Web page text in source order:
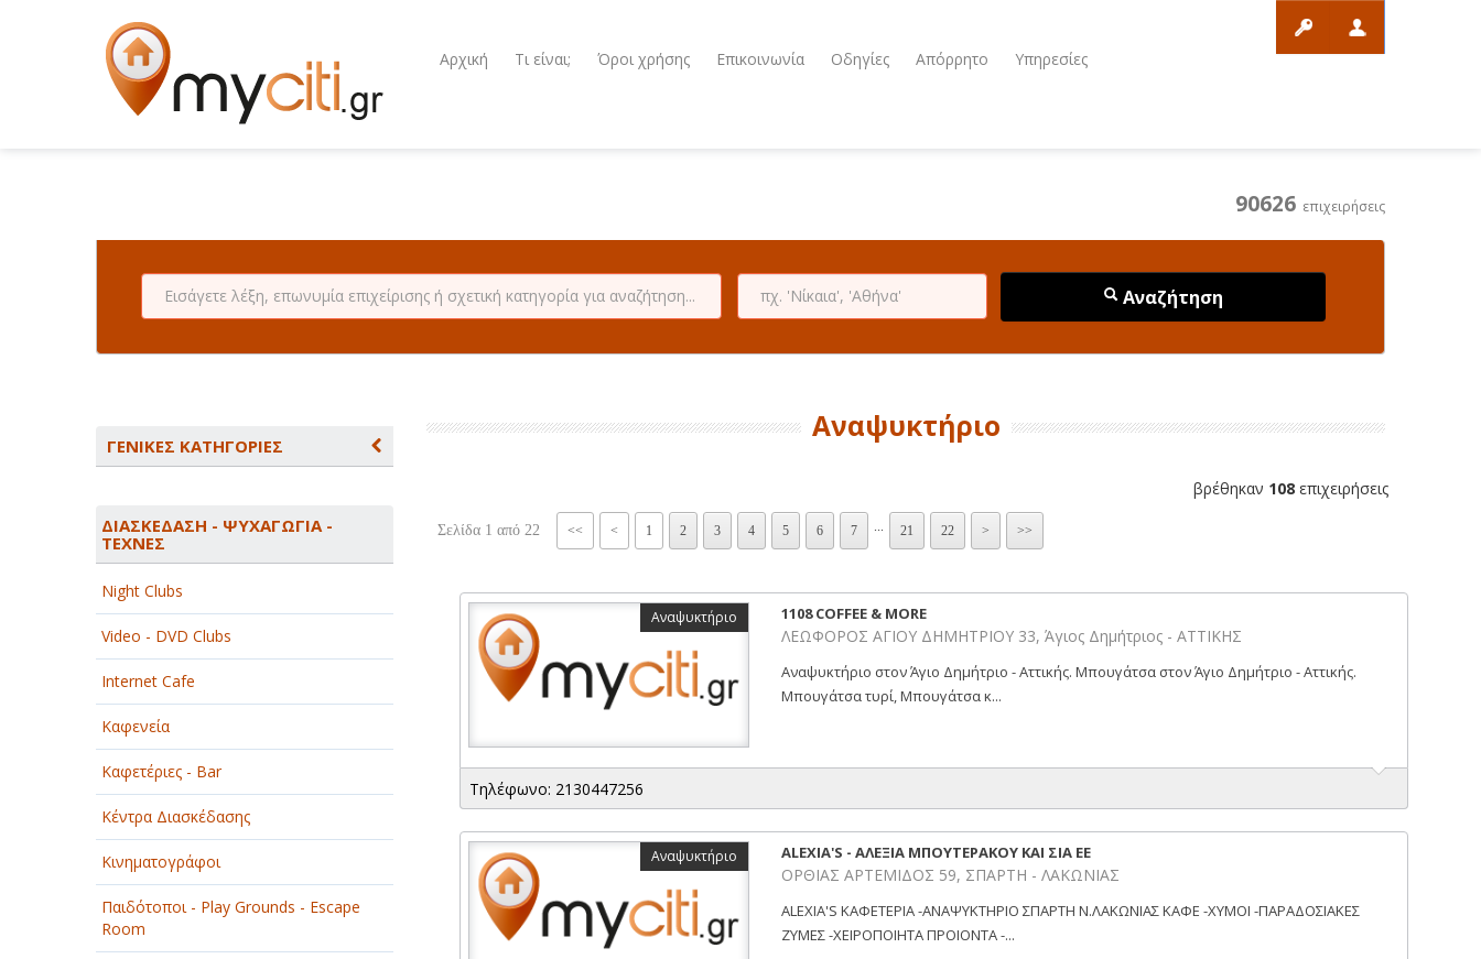
Αρχική Τι είναι; Όροι χρήσης Επικοινωνία Οδηγίες Απόρρητο Υπηρεσίες
90626 επιχειρήσεις
Αναζήτηση
ΓΕΝΙΚΕΣ ΚΑΤΗΓΟΡΙΕΣ
ΑΘΛΗΤΙΣΜΟΣ
ΑΥΤΟΚΙΝΗΤΑ - ΜΗΧΑΝΕΣ - ΣΚΑΦΗ
ΔΙΑΣΚΕΔΑΣΗ - ΨΥΧΑΓΩΓΙΑ - ΤΕΧΝΕΣ
ΔΙΑΦΗΜΙΣΗ - ΜΜΕ
ΕΚΚΛΗΣΙΕΣ - ΦΙΛΑΝΘΡΩΠΙΚΑ
ΣΩΜΑΤΕΙΑ
ΕΚΠΑΙΔΕΥΣΗ - ΣΧΟΛΕΣ
ΕΜΠΟΡΙΟ - ΕΜΠΟΡΙΚΑ ΚΑΤΑΣΤΗΜΑΤΑ
ΕΡΓΟΣΤΑΣΙΑ - ΒΙΟΜΗΧΑΝΙΕΣ
ΞΕΝΟΔΟΧΕΙΑ - ΤΟΥΡΙΣΜΟΣ
ΔΙΑΣΚΕΔΑΣΗ - ΨΥΧΑΓΩΓΙΑ -
ΤΕΧΝΕΣ
Night Clubs
Video - DVD Clubs
Internet Cafe
Καφενεία
Καφετέριες - Bar
Κέντρα Διασκέδασης
Κινηματογράφοι
Παιδότοποι - Play Grounds - Escape
Room
Αναψυκτήριο
βρέθηκαν 108 επιχειρήσεις
Σελίδα 1 από 22 << < 1 2 3 4 5 6 7 ... 21 22 > >>
Αναψυκτήριο 1108 COFFEE & MORE
ΛΕΩΦΟΡΟΣ ΑΓΙΟΥ ΔΗΜΗΤΡΙΟΥ 33, Άγιος Δημήτριος - ΑΤΤΙΚΗΣ
Αναψυκτήριο στον Άγιο Δημήτριο - Αττικής. Μπουγάτσα στον Άγιο Δημήτριο - Αττικής.
Μπουγάτσα τυρί, Μπουγάτσα κ...
Τηλέφωνο: 2130447256
Αναψυκτήριο ALEXIA'S - ΑΛΕΞΙΑ ΜΠΟΥΤΕΡΑΚΟΥ ΚΑΙ ΣΙΑ ΕΕ
ΟΡΘΙΑΣ ΑΡΤΕΜΙΔΟΣ 59, ΣΠΑΡΤΗ - ΛΑΚΩΝΙΑΣ
ALEXIA'S ΚΑΦΕΤΕΡΙΑ -ΑΝΑΨΥΚΤΗΡΙΟ ΣΠΑΡΤΗ Ν.ΛΑΚΩΝΙΑΣ ΚΑΦΕ -ΧΥΜΟΙ -ΠΑΡΑΔΟΣΙΑΚΕΣ
ΖΥΜΕΣ -ΧΕΙΡΟΠΟΙΗΤΑ ΠΡΟΙΟΝΤΑ -...